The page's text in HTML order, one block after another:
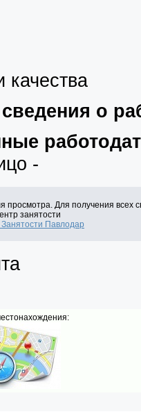
о
-
просмотра. Для получения всех
занятости
Павлодар